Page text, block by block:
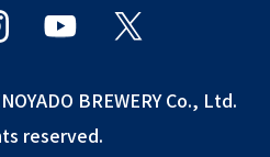
BREWERY Co., Ltd.
reserved.